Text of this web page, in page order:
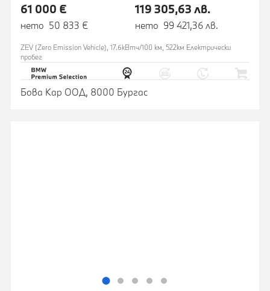
61 000 €
нето 50 833 €
119 305,63 лв.
нето 99 421,36 лв.
ZEV (Zero Emission Vehicle), 17.6кВтч/100 км, 522км Eлектрически
пробег
Бова Кар ООД, 8000 Бургас